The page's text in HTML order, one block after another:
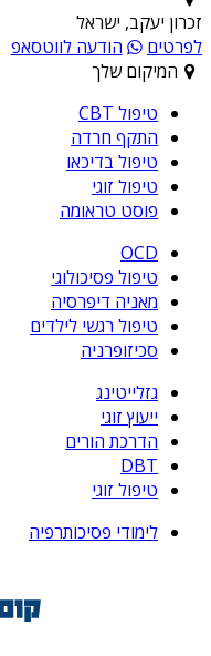
זכרון יעקב, ישראל
לפרטים
הודעה לווטסאפ
המיקום שלך
טיפול CBT
התקף חרדה
טיפול בדיכאו
טיפול זוגי
פוסט טראומה
OCD
טיפול פסיכולוגי
מאניה דיפרסיה
טיפול רגשי לילדים
סכיזופרניה
גזלייטינג
ייעוץ זוגי
הדרכת הורים
DBT
טיפול זוגי
לימודי פסיכותרפיה